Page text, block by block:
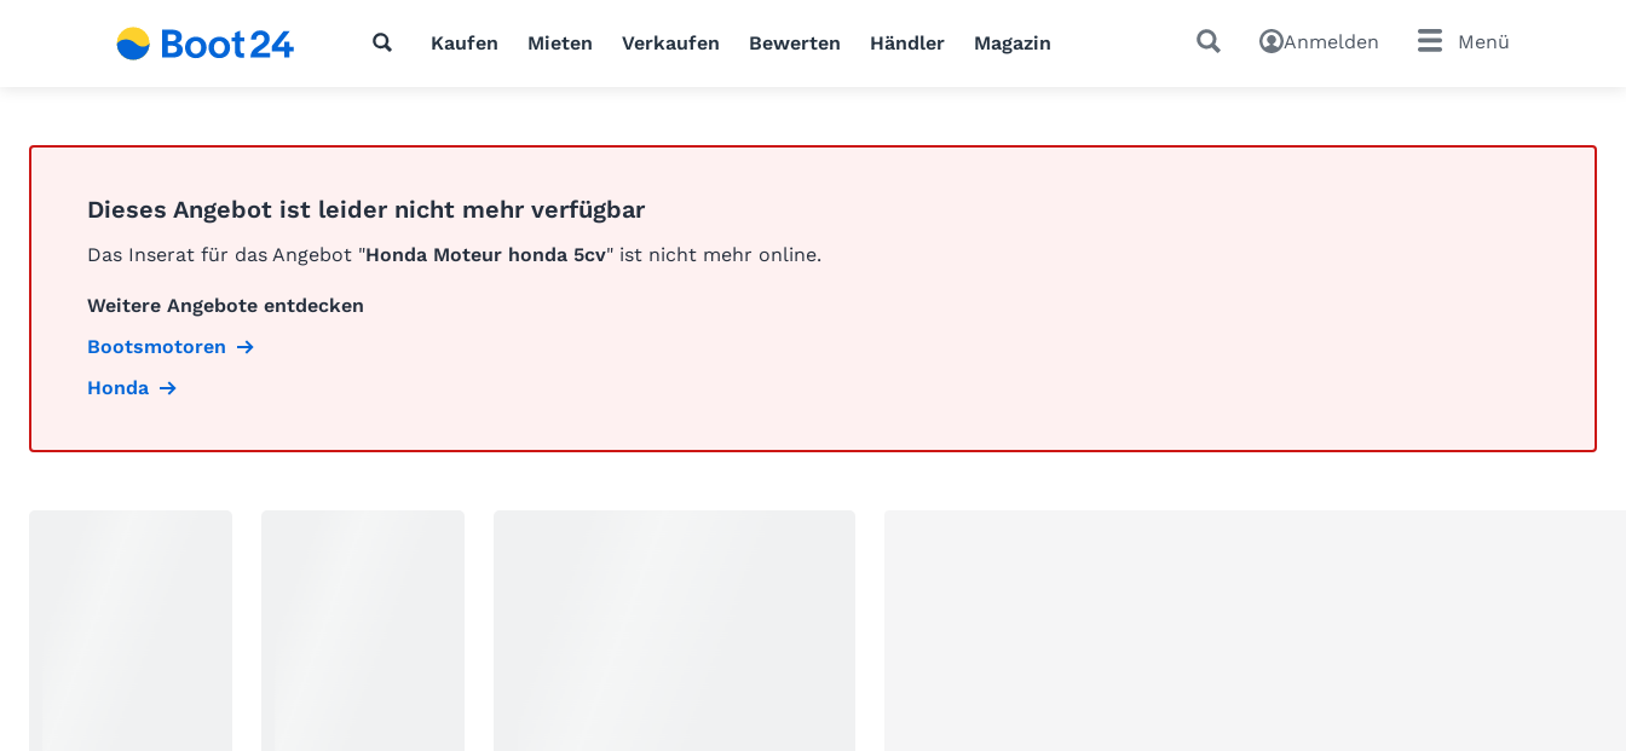
Kaufen Mieten Verkaufen Bewerten Händler Magazin Anmelden Menü
Dieses Angebot ist leider nicht mehr verfügbar
Das Inserat für das Angebot "Honda Moteur honda 5cv" ist nicht mehr online.
Weitere Angebote entdecken
Bootsmotoren
Honda